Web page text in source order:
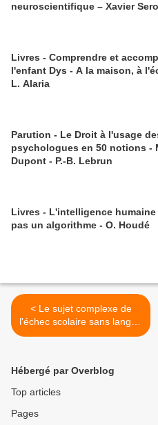
neuroscientifique – Xavier
Livres - Comprendre et
l'enfant Dys - A la maison, à
L. Alaria
Parution - Le Droit à l'usage
psychologues en 50 notions -
Dupont - P.-B. Lebrun
Livres - L'intelligence
pas un algorithme - O. Houdé
< Le sujet complexe de
l'échec scolaire sans langue
de bois sur Public Sénat
Hébergé par Overblog
Top articles
Pages